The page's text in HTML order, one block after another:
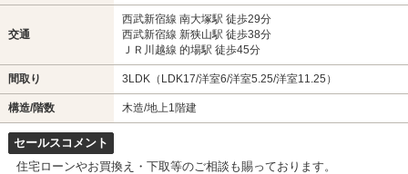
交通
西武新宿線 南大塚駅 徒歩29分
西武新宿線 新狭山駅 徒歩38分
ＪＲ川越線 的場駅 徒歩45分
間取り 3LDK（LDK17/洋室6/洋室5.25/洋室11.25）
構造/階数 木造/地上1階建
セールスコメント
住宅ローンやお買換え・下取等のご相談も賜っております。